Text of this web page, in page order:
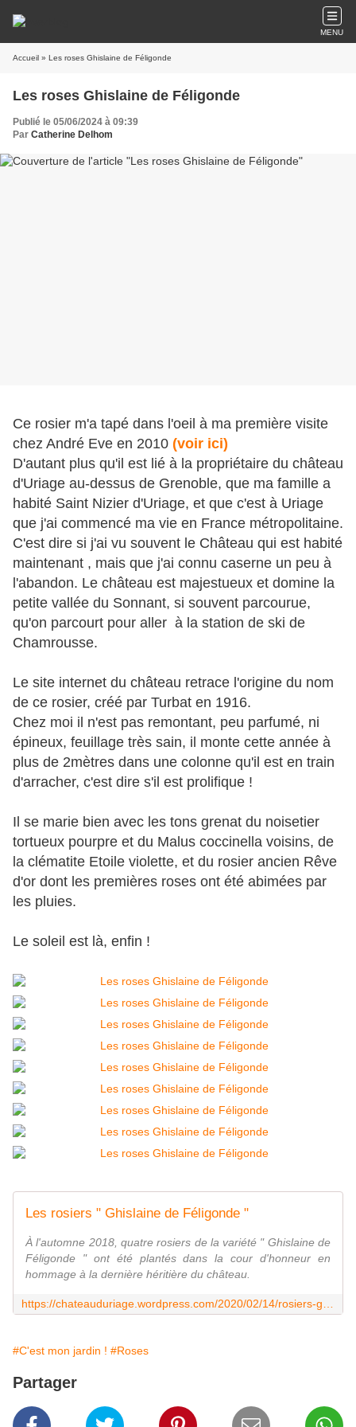
MENU
Accueil » Les roses Ghislaine de Féligonde
Les roses Ghislaine de Féligonde
Publié le 05/06/2024 à 09:39
Par Catherine Delhom
Ce rosier m'a tapé dans l'oeil à ma première visite
chez André Eve en 2010 (voir ici)
D'autant plus qu'il est lié à la propriétaire du château
d'Uriage au-dessus de Grenoble, que ma famille a
habité Saint Nizier d'Uriage, et que c'est à Uriage
que j'ai commencé ma vie en France métropolitaine.
C'est dire si j'ai vu souvent le Château qui est habité
maintenant , mais que j'ai connu caserne un peu à
l'abandon. Le château est majestueux et domine la
petite vallée du Sonnant, si souvent parcourue,
qu'on parcourt pour aller à la station de ski de
Chamrousse.
Le site internet du château retrace l'origine du nom
de ce rosier, créé par Turbat en 1916.
Chez moi il n'est pas remontant, peu parfumé, ni
épineux, feuillage très sain, il monte cette année à
plus de 2mètres dans une colonne qu'il est en train
d'arracher, c'est dire s'il est prolifique !
Il se marie bien avec les tons grenat du noisetier
tortueux pourpre et du Malus coccinella voisins, de
la clématite Etoile violette, et du rosier ancien Rêve
d'or dont les premières roses ont été abimées par
les pluies.
Le soleil est là, enfin !
Les rosiers " Ghislaine de Féligonde "
À l'automne 2018, quatre rosiers de la variété " Ghislaine de
Féligonde " ont été plantés dans la cour d'honneur en
hommage à la dernière héritière du château.
#C'est mon jardin ! #Roses
Partager